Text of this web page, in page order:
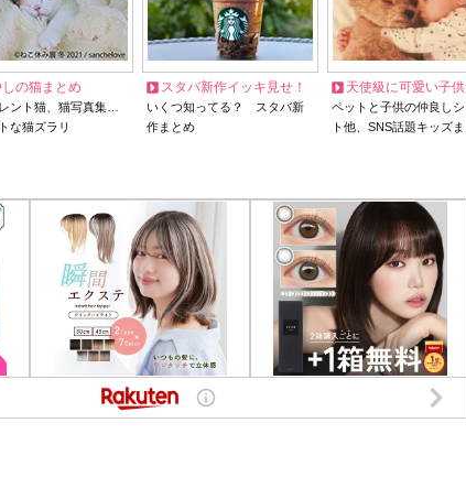
の猫まとめ
ント猫、猫写真集…
な猫ズラリ
スタバ新作イッキ見せ！
いくつ知ってる？ スタバ新
作まとめ
天使級に可愛い子
ペットと子供の仲良しシ
ト他、SNS話題キッズ